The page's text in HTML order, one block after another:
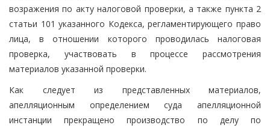
возражения по акту налоговой проверки, а также пункта 2
статьи 101 указанного Кодекса, регламентирующего право
лица, в отношении которого проводилась налоговая
проверка, участвовать в процессе рассмотрения
материалов указанной проверки.
Как следует из представленных материалов,
апелляционным определением суда апелляционной
инстанции прекращено производство по делу по